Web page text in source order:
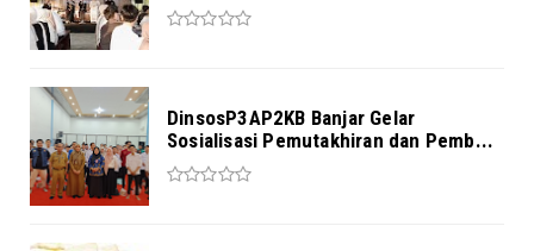
DinsosP3AP2KB Banjar Gelar
Sosialisasi Pemutakhiran dan Pemb...